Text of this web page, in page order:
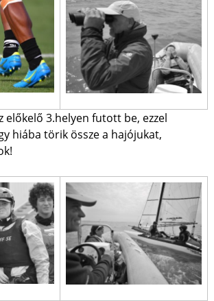
előkelő 3.helyen futott be, ezzel
hiába törik össze a hajójukat,